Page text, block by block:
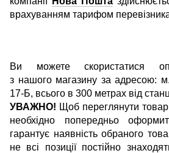
врахуванням тарифом
Ви можете скористатися
з нашого магазину за адресою:
17-Б, всього в 300 метрах від
УВАЖНО! Щоб переглянути товар
необхідно попередньо
гарантує наявність обраного
не всі позиції постійно